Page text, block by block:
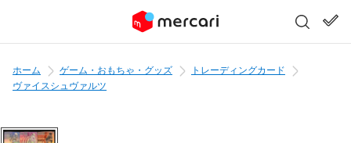
ホーム ゲーム・おもちゃ・グッズ
トレーディングカード
ヴァイスシュヴァルツ